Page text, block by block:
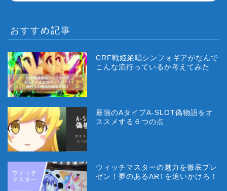
おすすめ記事
CRF戦姫絶唱シンフォギアがなんで
こんな流行っているか考えてみた
最強のAタイプA-SLOT偽物語をオ
ススメする６つの点
ウィッチマスターの魅力を徹底プレ
ゼン！夢のあるARTを追いかけろ！